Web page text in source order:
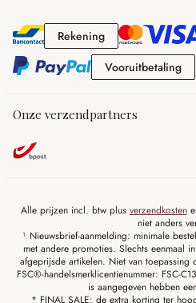
RekeningRekening
Vooruitbetaling
Onze verzendpartners
Alle prijzen incl. btw plus verzendkosten
niet anders
¹ Nieuwsbrief-aanmelding: minimale
met andere promoties. Slechts eenmaal
afgeprijsde artikelen. Niet van toepassing
FSC®-handelsmerklicentienummer: FSC-
is aangegeven hebben
* FINAL SALE: de extra korting ter